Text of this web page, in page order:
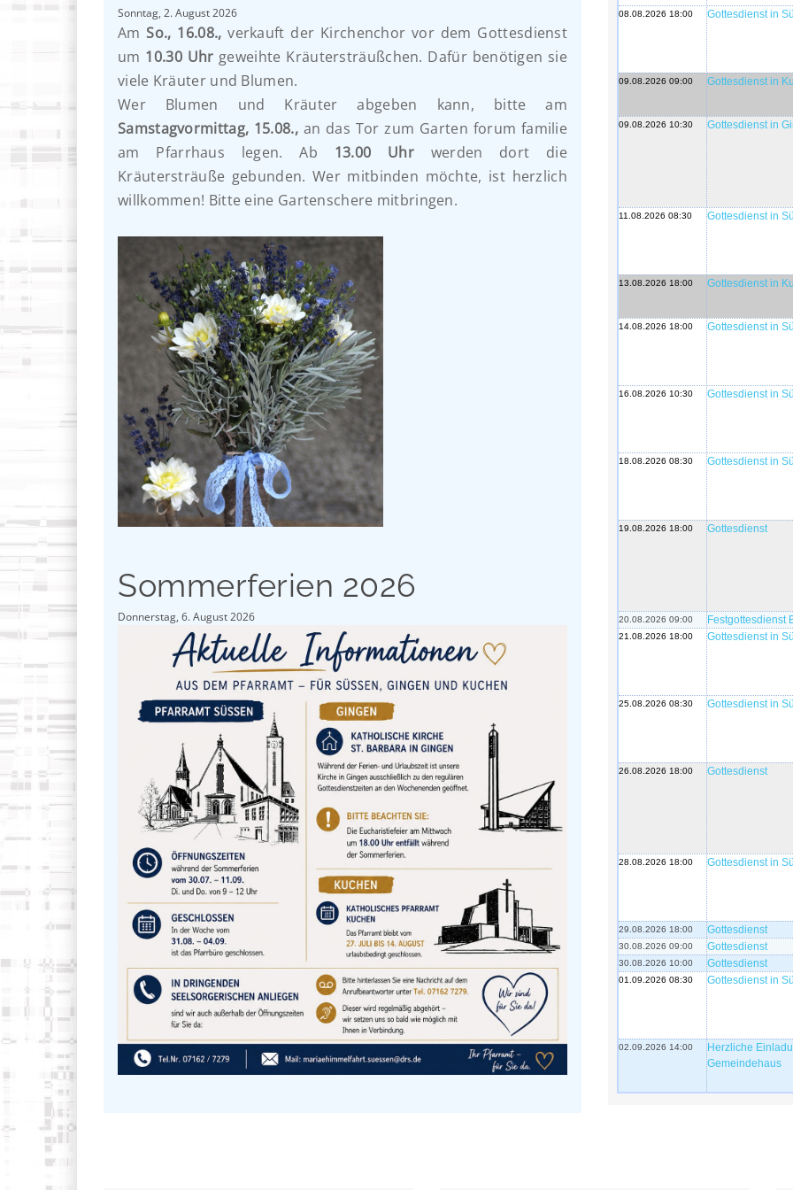
Sonntag, 2. August 2026
AmSo., 16.08.,verkauft der Kirchenchor vor dem Gottesdienst
um 10.30 Uhr geweihte Kräutersträußchen. Dafür benötigen sie
viele Kräuter und Blumen.
Wer Blumen und Kräuter abgeben kann, bitte am
Samstagvormittag, 15.08., an das Tor zum Garten forum familie
am Pfarrhaus legen. Ab 13.00 Uhrwerden dort die
Kräutersträuße gebunden. Wer mitbinden möchte, ist herzlich
willkommen! Bitte eine Gartenschere mitbringen.
Sommerferien 2026
Donnerstag, 6. August 2026
08.08.2026 18:00 Gottesdienst in
09.08.2026 09:00 Gottesdienst in
09.08.2026 10:30 Gottesdienst in
11.08.2026 08:30 Gottesdienst in
13.08.2026 18:00 Gottesdienst in
14.08.2026 18:00 Gottesdienst in
16.08.2026 10:30 Gottesdienst in
18.08.2026 08:30 Gottesdienst in
19.08.2026 18:00 Gottesdienst
20.08.2026 09:00 Festgottesdienst
21.08.2026 18:00 Gottesdienst in
25.08.2026 08:30 Gottesdienst in
26.08.2026 18:00 Gottesdienst
28.08.2026 18:00 Gottesdienst in
29.08.2026 18:00 Gottesdienst
30.08.2026 09:00 Gottesdienst
30.08.2026 10:00 Gottesdienst
01.09.2026 08:30 Gottesdienst in
02.09.2026 14:00
Herzliche
Gemeindehaus